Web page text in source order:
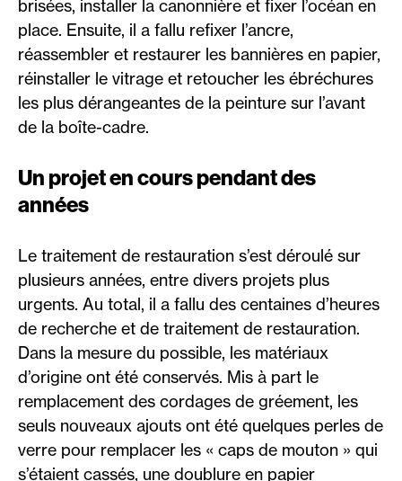
brisées, installer la canonnière et fixer l’océan en
place. Ensuite, il a fallu refixer l’ancre,
réassembler et restaurer les bannières en papier,
réinstaller le vitrage et retoucher les ébréchures
les plus dérangeantes de la peinture sur l’avant
de la boîte-cadre.
Un projet en cours pendant des
années
Le traitement de restauration s’est déroulé sur
plusieurs années, entre divers projets plus
urgents. Au total, il a fallu des centaines d’heures
de recherche et de traitement de restauration.
Dans la mesure du possible, les matériaux
d’origine ont été conservés. Mis à part le
remplacement des cordages de gréement, les
seuls nouveaux ajouts ont été quelques perles de
verre pour remplacer les « caps de mouton » qui
s’étaient cassés, une doublure en papier